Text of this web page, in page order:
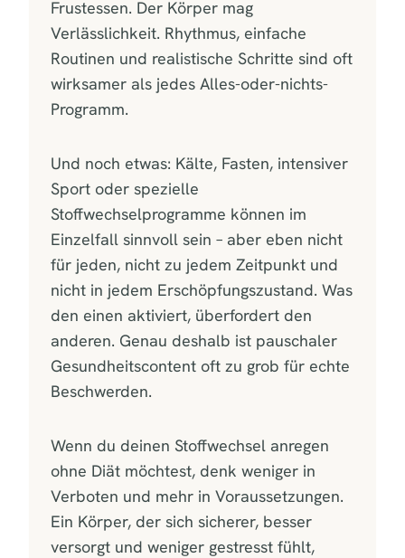
Frustessen. Der Körper mag
Verlässlichkeit. Rhythmus, einfache
Routinen und realistische Schritte sind oft
wirksamer als jedes Alles-oder-nichts-
Programm.
Und noch etwas: Kälte, Fasten, intensiver
Sport oder spezielle
Stoffwechselprogramme können im
Einzelfall sinnvoll sein – aber eben nicht
für jeden, nicht zu jedem Zeitpunkt und
nicht in jedem Erschöpfungszustand. Was
den einen aktiviert, überfordert den
anderen. Genau deshalb ist pauschaler
Gesundheitscontent oft zu grob für echte
Beschwerden.
Wenn du deinen Stoffwechsel anregen
ohne Diät möchtest, denk weniger in
Verboten und mehr in Voraussetzungen.
Ein Körper, der sich sicherer, besser
versorgt und weniger gestresst fühlt,